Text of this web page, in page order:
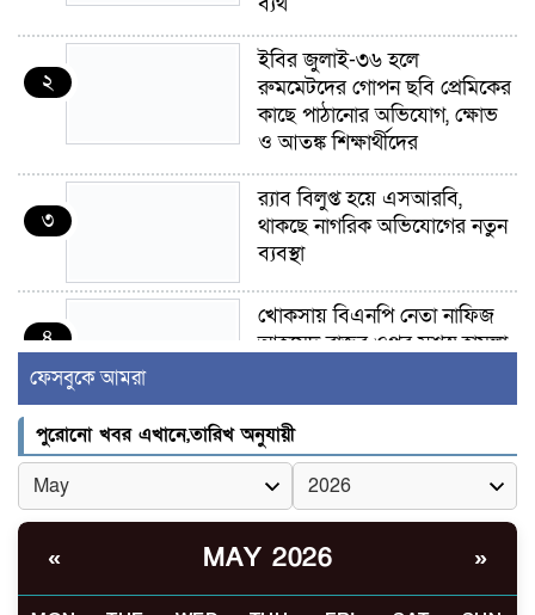
২
ইবির জুলাই-৩৬ হলে
রুমমেটদের গোপন ছবি প্রেমিকের
কাছে পাঠানোর অভিযোগ, ক্ষোভ
ও আতঙ্ক শিক্ষার্থীদের
৩
র‍্যাব বিলুপ্ত হয়ে এসআরবি,
থাকছে নাগরিক অভিযোগের নতুন
ব্যবস্থা
৪
খোকসায় বিএনপি নেতা নাফিজ
আহমেদ রাজুর ওপর সশস্ত্র হামলা,
৫
সাঈদীর ছবিতে জুতা
নিক্ষেপকারীরা ‘জারজ সন্তান’:
আমির হামজা
৬
ইসলামী বিশ্ববিদ্যালয়র ৪৪
তৎপরতার অভিযোগ/ তদন্তে
ফেসবুকে আমরা
পুরোনো খবর এখানে,তারিখ অনুযায়ী
« MAY 2026 »